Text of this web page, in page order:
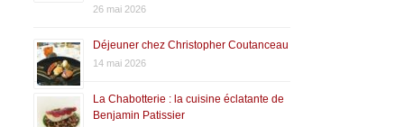
26 mai 2026
Déjeuner chez Christopher Coutanceau
14 mai 2026
La Chabotterie : la cuisine éclatante de
Benjamin Patissier